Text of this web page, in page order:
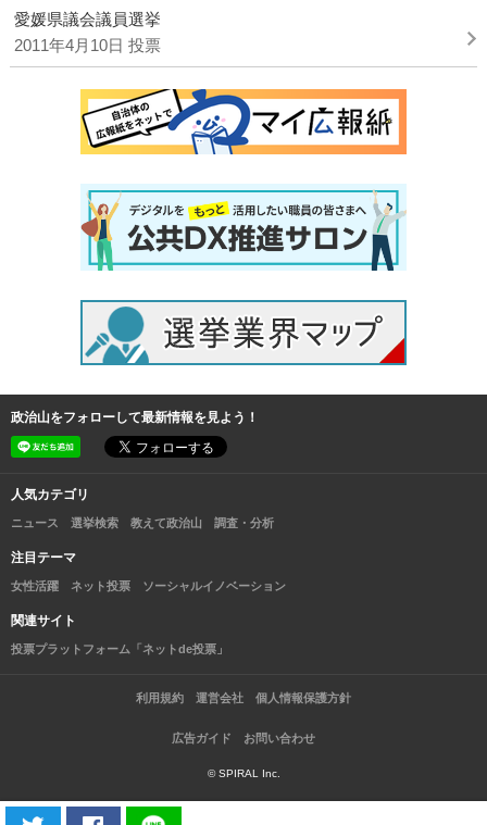
愛媛県議会議員選挙
2011年4月10日 投票
政治山をフォローして最新情報を見よう！
人気カテゴリ
ニュース 選挙検索 教えて政治山 調査・分析
注目テーマ
女性活躍 ネット投票 ソーシャルイノベーション
関連サイト
投票プラットフォーム「ネットde投票」
利用規約 運営会社 個人情報保護方針
広告ガイド お問い合わせ
© SPIRAL Inc.